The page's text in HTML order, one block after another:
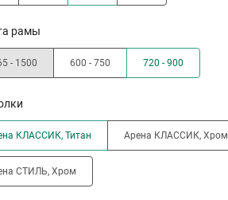
рамы
- 1500 600 - 750 720 - 900
КЛАССИК, Титан Арена КЛАССИК, Хром
СТИЛЬ, Хром